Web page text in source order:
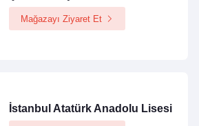
Mağazayı Ziyaret Et
İstanbul Atatürk Anadolu Lisesi